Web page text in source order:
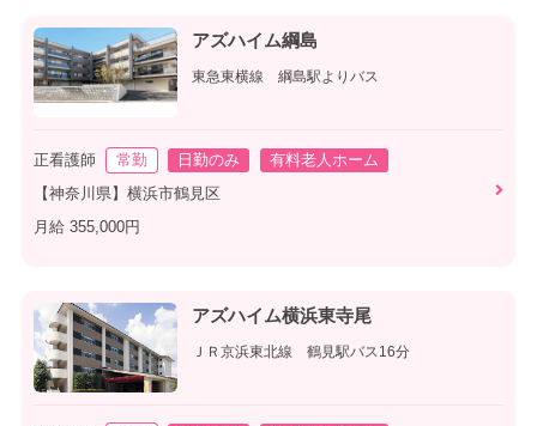
アズハイム綱島
東急東横線 綱島駅よりバス
正看護師 常勤 日勤のみ
有料老人ホーム
【神奈川県】横浜市鶴見区
月給 355,000円
アズハイム横浜東寺尾
ＪＲ京浜東北線 鶴見駅バス16分